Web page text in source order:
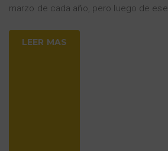
marzo de cada año, pero luego de ese
LEER MAS